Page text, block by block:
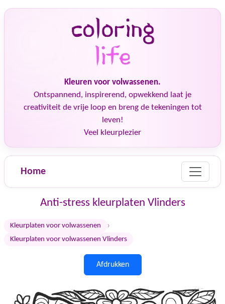
Kleuren voor volwassenen.
Ontspannend, inspirerend, opwekkend laat je
creativiteit de vrije loop en breng de tekeningen tot
leven!
Veel kleurplezier
Home
Anti-stress kleurplaten Vlinders
Kleurplaten voor volwassenen ›
Kleurplaten voor volwassenen Vlinders
Afdrukken